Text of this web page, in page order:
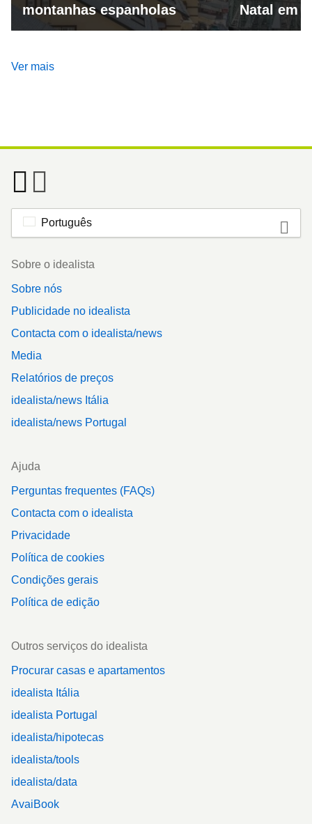
montanhas espanholas
Natal em
Ver mais
Português
Footer
Sobre o idealista
Sobre nós
Publicidade no idealista
Contacta com o idealista/news
Media
Relatórios de preços
idealista/news Itália
idealista/news Portugal
Ajuda
Perguntas frequentes (FAQs)
Contacta com o idealista
Privacidade
Política de cookies
Condições gerais
Política de edição
Outros serviços do idealista
Procurar casas e apartamentos
idealista Itália
idealista Portugal
idealista/hipotecas
idealista/tools
idealista/data
AvaiBook